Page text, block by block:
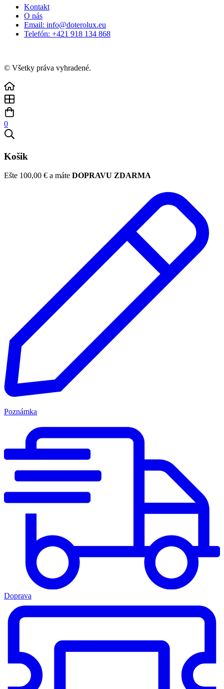
Kontakt
O nás
Email: info@doterolux.eu
Telefón: +421 918 134 868
© Všetky práva vyhradené.
0
Košik
Ešte 100,00 € a máte DOPRAVU ZDARMA
Poznámka
Doprava